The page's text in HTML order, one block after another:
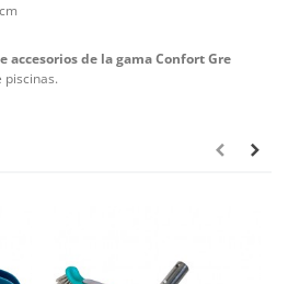
accesorios de la gama Confort Gre